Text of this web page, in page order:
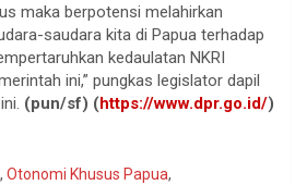
maka berpotensi melahirkan
saudara kita di Papua terhadap
kedaulatan NKRI
ini,” pungkas legislator dapil
(pun/sf) (https://www.dpr.go.id/)
, Otonomi Khusus Papua,